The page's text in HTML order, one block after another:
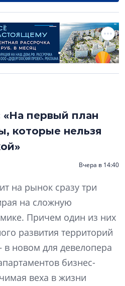
первый план
которые нельзя
Вчера в 14:40
на рынок сразу три
на сложную
Причем один из них
развития территорий
в новом для девелопера
бизнес-
веха в жизни